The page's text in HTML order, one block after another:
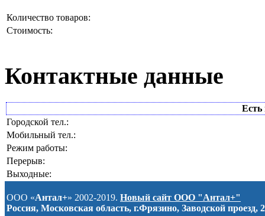
Количество товаров:
Стоимость:
Контактные данные
Есть
Городской тел.:
Мобильный тел.:
Режим работы:
Перерыв:
Выходные:
ООО «Антал+» 2002-2019. Новый сайт ООО "Антал+"
Россия, Московская область, г.Фрязино, Заводской проезд, 2